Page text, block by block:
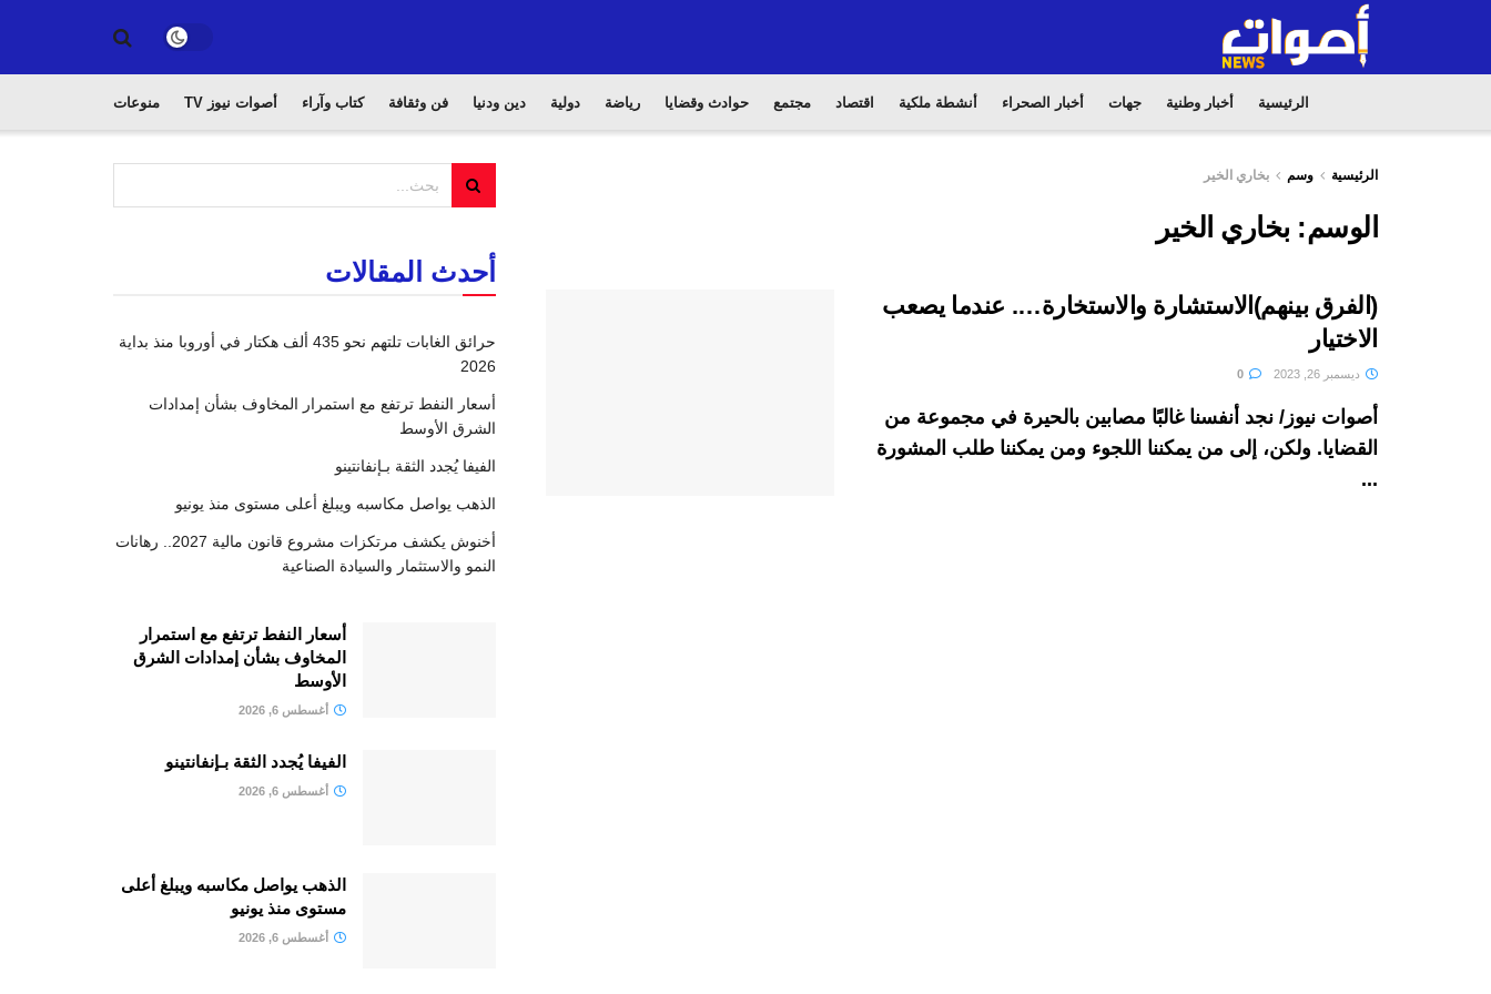
الرئيسية أخبار وطنية جهات أخبار الصحراء أنشطة ملكية اقتصاد مجتمع حوادث وقضايا رياضة دولية دين ودنيا فن وثقافة كتاب وآراء أصوات نيوز TV منوعات
الرئيسية وسم بخاري الخير
الوسم: بخاري الخير
(الفرق بينهم)الاستشارة والاستخارة…. عندما يصعب
الاختيار
ديسمبر 26, 2023
أصوات نيوز/ نجد أنفسنا غالبًا مصابين بالحيرة في مجموعة من
القضايا. ولكن، إلى من يمكننا اللجوء ومن يمكننا طلب المشورة
...
أحدث المقالات
حرائق الغابات تلتهم نحو 435 ألف هكتار في أوروبا منذ بداية
2026
أسعار النفط ترتفع مع استمرار المخاوف بشأن إمدادات
الشرق الأوسط
الفيفا يُجدد الثقة بـإنفانتينو
الذهب يواصل مكاسبه ويبلغ أعلى مستوى منذ يونيو
أخنوش يكشف مرتكزات مشروع قانون مالية 2027.. رهانات
النمو والاستثمار والسيادة الصناعية
أسعار النفط ترتفع مع استمرار
المخاوف بشأن إمدادات الشرق
الأوسط
أغسطس 6, 2026
الفيفا يُجدد الثقة بـإنفانتينو
أغسطس 6, 2026
الذهب يواصل مكاسبه ويبلغ أعلى
مستوى منذ يونيو
أغسطس 6, 2026